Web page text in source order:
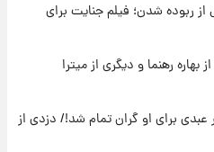
شد! + جزئیات
شدن؛ فیلم جنایت برای
رهنما و دیگری از میترا
برای او گران تمام شد!/ دزدی از